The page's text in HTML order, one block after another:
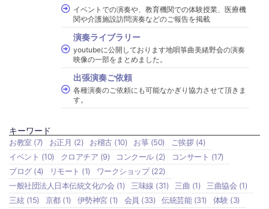
イベントでの演奏や、教育機関での体験授業、医療機
関や介護施設訪問演奏などのご報告を掲載
演奏ライブラリー
youtubeに公開しております地唄箏曲美緒野会の演奏
映像の一部をまとめました。
出張演奏ご依頼
各種演奏のご依頼にも可能なかぎり協力させて頂きま
す。
キーワード
お教室 (7) お正月 (2) お稽古(10) お箏(50) ご挨拶(4)
イベント (10) クロアチア (9) コンクール(2) コンサート (17)
ブログ(4) リモート (1) ワークショップ(22)
一般社団法人日本伝統文化の会 (1) 三味線 (31) 三曲 (1) 三曲協会 (1)
三絃(15) 京都(1) 伊勢神宮(1) 会員 (33) 伝統芸能(31) 体験(3)